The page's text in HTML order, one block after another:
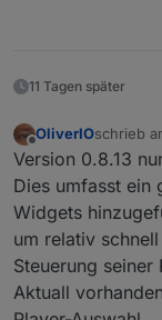
11 Tagen später
Offline
OliverIOschrieb
zuletzt
Version 0.8.13
Dies umfasst ein
Widgets
um relativ
Steuerung seiner
Aktuall